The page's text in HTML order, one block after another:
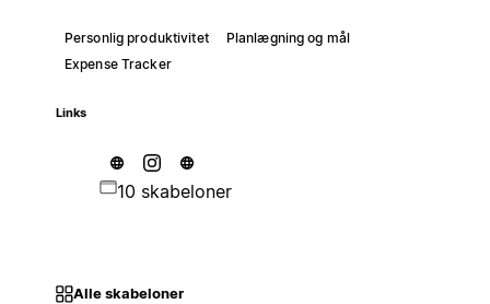
Personlig produktivitet
Planlægning og mål
Expense Tracker
Links
10 skabeloner
Alle skabeloner